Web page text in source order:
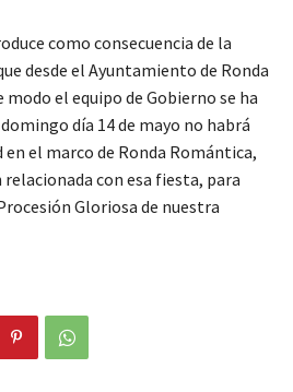
como consecuencia de la
desde el Ayuntamiento de Ronda
modo el equipo de Gobierno se ha
día 14 de mayo no habrá
el marco de Ronda Romántica,
con esa fiesta, para
Gloriosa de nuestra